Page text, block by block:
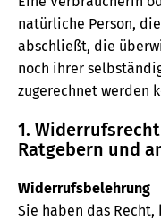
natürliche Person,
abschließt, die
noch ihrer
zugerechnet werden
1.
Ratgebern und
Widerrufsbelehrung
Sie haben das Recht,